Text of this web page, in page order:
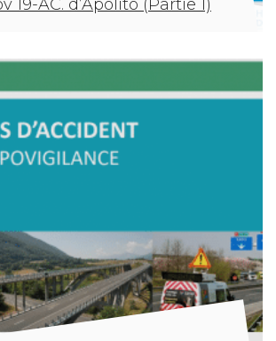
19-AC. d’Apolito (Partie 1)